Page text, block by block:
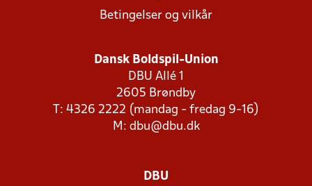
Betingelser og vilkår
Dansk Boldspil-Union
DBU Allé 1
2605 Brøndby
T: 4326 2222 (mandag - fredag 9-16)
M: dbu@dbu.dk
DBU